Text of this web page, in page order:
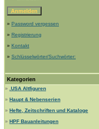
» Password vergessen
» Registrierung
» Kontakt
» Schlüsselwörter/Suchwörter:
Kategorien
»
.USA Altfiguren
» Haupt & Nebenserien
» Hefte, Zeitschriften und Kataloge
» HPF Bauanleitungen